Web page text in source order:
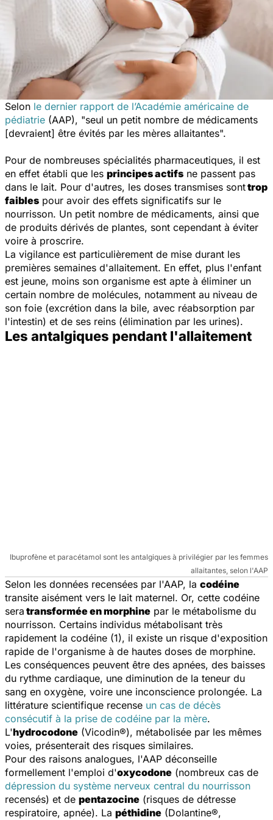
Selon le dernier rapport de l’Académie américaine de
pédiatrie (AAP), "seul un petit nombre de médicaments
[devraient] être évités par les mères allaitantes".
Pour de nombreuses spécialités pharmaceutiques, il est
en effet établi que les principes actifs ne passent pas
dans le lait. Pour d'autres, les doses transmises sonttrop
faibles pour avoir des effets significatifs sur le
nourrisson. Un petit nombre de médicaments, ainsi que
de produits dérivés de plantes, sont cependant à éviter
voire à proscrire.
La vigilance est particulièrement de mise durant les
premières semaines d'allaitement. En effet, plus l'enfant
est jeune, moins son organisme est apte à éliminer un
certain nombre de molécules, notamment au niveau de
son foie (excrétion dans la bile, avec réabsorption par
l'intestin) et de ses reins (élimination par les urines).
Les antalgiques pendant l'allaitement
Ibuprofène et paracétamol sont les antalgiques à privilégier par les femmes
allaitantes, selon l'AAP
Selon les données recensées par l'AAP, la codéine
transite aisément vers le lait maternel. Or, cette codéine
sera transformée en morphine par le métabolisme du
nourrisson. Certains individus métabolisant très
rapidement la codéine (1), il existe un risque d'exposition
rapide de l'organisme à de hautes doses de morphine.
Les conséquences peuvent être des apnées, des baisses
du rythme cardiaque, une diminution de la teneur du
sang en oxygène, voire une inconscience prolongée. La
littérature scientifique recense un cas de décès
consécutif à la prise de codéine par la mère.
L'hydrocodone (Vicodin®), métabolisée par les mêmes
voies, présenterait des risques similaires.
Pour des raisons analogues, l'AAP déconseille
formellement l'emploi d'oxycodone (nombreux cas de
dépression du système nerveux central du nourrisson
recensés) et de pentazocine (risques de détresse
respiratoire, apnée). La péthidine (Dolantine®,